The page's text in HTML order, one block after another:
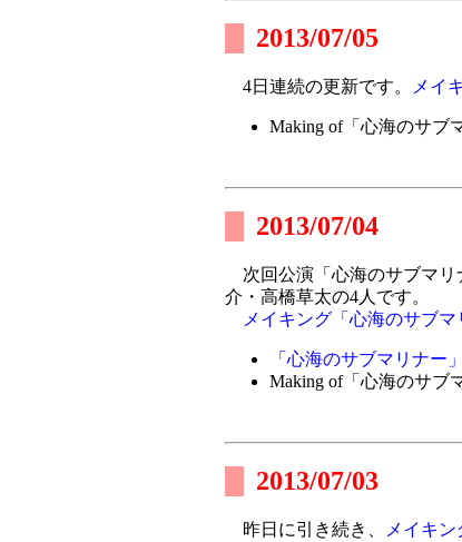
2013/07/05
4日連続の更新です。 メイ
Making of「心海のサブ
2013/07/04
次回公演「心海のサブマリ
介・高橋草太の4人です。
メイキング「心海のサブマ
「心海のサブマリナー
Making of「心海のサブ
2013/07/03
昨日に引き続き、 メイキン